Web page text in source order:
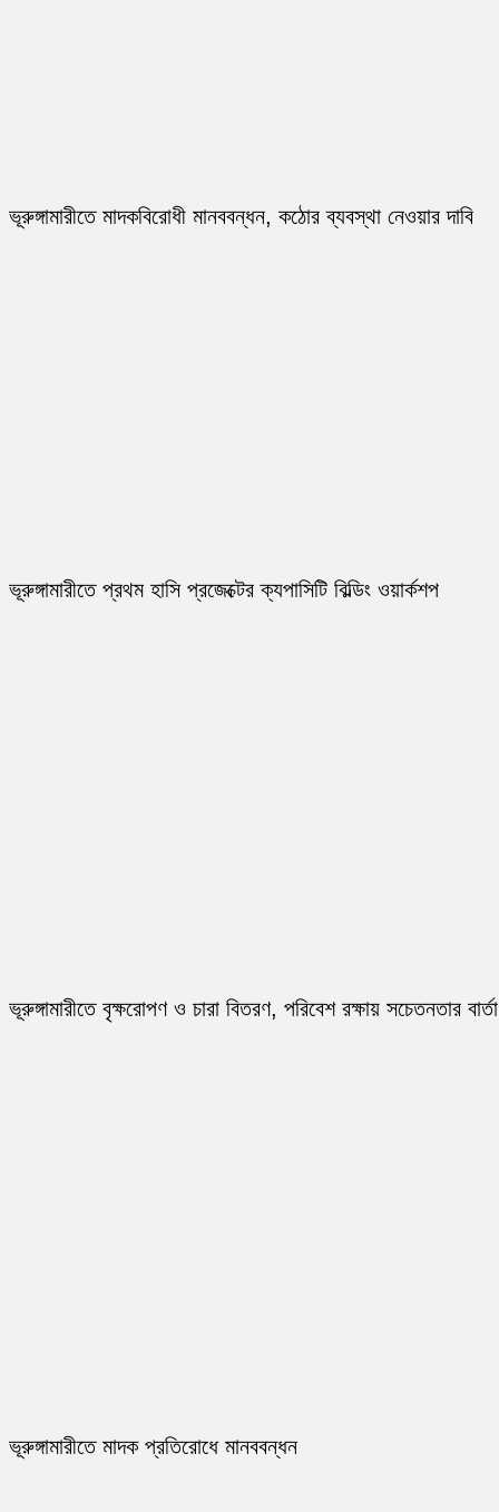
ভূরুঙ্গামারীতে মাদকবিরোধী মানববন্ধন, কঠোর ব্যবস্থা নেওয়ার দাবি
ভূরুঙ্গামারীতে প্রথম হাসি প্রজেক্টের ক্যপাসিটি বিল্ডিং ওয়ার্কশপ
ভূরুঙ্গামারীতে বৃক্ষরোপণ ও চারা বিতরণ, পরিবেশ রক্ষায় সচেতনতার বার্তা
ভূরুঙ্গামারীতে মাদক প্রতিরোধে মানববন্ধন